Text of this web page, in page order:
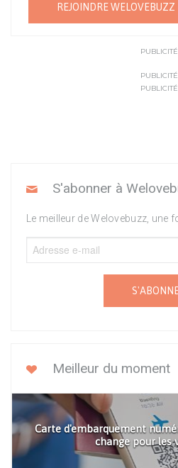
REJOINDRE WELOVEBUZZ
PUBLICITÉ
PUBLICITÉ
PUBLICITÉ
S'abonner à
Le meilleur de Welovebuzz, une
Meilleur du moment
Carte d'embarquement
change pour les